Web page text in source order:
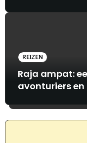
REIZEN
Raja ampat:
avonturiers en